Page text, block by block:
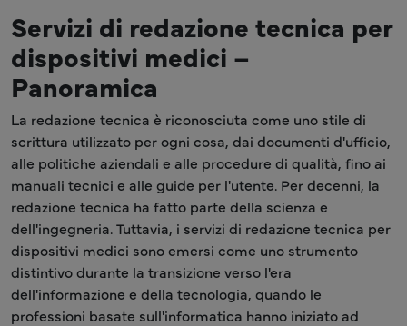
Servizi di redazione tecnica per
dispositivi medici –
Panoramica
La redazione tecnica è riconosciuta come uno stile di
scrittura utilizzato per ogni cosa, dai documenti d'ufficio,
alle politiche aziendali e alle procedure di qualità, fino ai
manuali tecnici e alle guide per l'utente. Per decenni, la
redazione tecnica ha fatto parte della scienza e
dell'ingegneria. Tuttavia, i servizi di redazione tecnica per
dispositivi medici sono emersi come uno strumento
distintivo durante la transizione verso l'era
dell'informazione e della tecnologia, quando le
professioni basate sull'informatica hanno iniziato ad